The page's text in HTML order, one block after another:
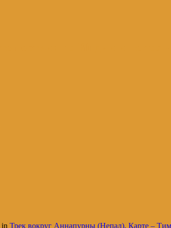
in Трек вокруг Аннапурны (Непал), Карте –